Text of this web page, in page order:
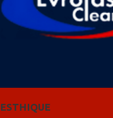
ESTHIQUE